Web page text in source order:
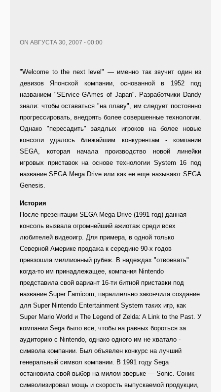
ON АВГУСТА 30, 2007 - 00:00
"Welcome to the next level" — именно так звучит один из
девизов Японской компании, основанной в 1952 под
названием "SErvice GAmes of Japan". Разработчики Dandy
знали: чтобы оставаться "на плаву", им следует постоянно
прогрессировать, внедрять более совершенные технологии.
Однако "пересадить" заядлых игроков на более новые
консоли удалось ближайшим конкурентам - компании
SEGA, которая начала производство новой линейки
игровых приставок на основе технологии System 16 под
название SEGA Mega Drive или как ее еще называют SEGA
Genesis.
История
После презентации SEGA Mega Drive (1991 год) данная
консоль вызвала огромнейший ажиотаж среди всех
любителей видеоигр. Для примера, в одной только
Северной Америке продажа к середине 90-х годов
превзошла миллионный рубеж. В надеждах "отвоевать"
когда-то им принадлежащее, компания Nintendo
представила свой вариант 16-ти битной приставки под
название Super Famicom, параллельно закончила создание
для Super Nintendo Entertainment System таких игр, как
Super Mario World и The Legend of Zelda: A Link to the Past. У
компании Sega было все, чтобы на равных бороться за
аудиторию с Nintendo, однако одного им не хватало -
символа компании. Был объявлен конкурс на лучший
генеральный символ компании. В 1991 году Sega
остановила свой выбор на милом зверьке — Sonic. Соник
символизировал мощь и скорость выпускаемой продукции,